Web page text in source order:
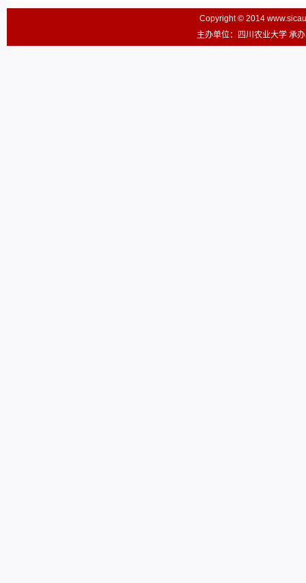
Copyright © 2014
主办单位：四川农业大学 承